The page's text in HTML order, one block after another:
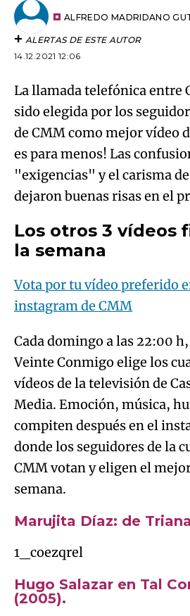
ALFREDO MADRIDANO
ALERTAS DE ESTE AUTOR
14.12.2021 12:06
La llamada telefónica entre
sido elegida por los
de CMM como mejor vídeo
es para menos! Las
"exigencias" y el carisma
dejaron buenas risas en el
Los otros 3 vídeos
la semana
Vota por tu vídeo preferido
instagram de CMM
Cada domingo a las 22:00
Veinte Conmigo elige los
vídeos de la televisión de
Media. Emoción, música,
compiten después en el
donde los seguidores de la
CMM votan y eligen el
semana.
Marujita Díaz: de
1_coezqrel
Hugo Salazar en Tal
(2005).